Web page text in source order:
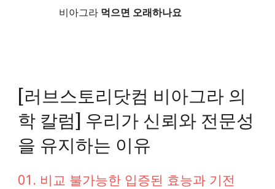
비아그라 먹으면 오래하나요
[러브스토리닷컴 비아그라 의
학 칼럼] 우리가 신뢰와 전문성
을 유지하는 이유
01. 비교 불가능한 입증된 효능과 기전